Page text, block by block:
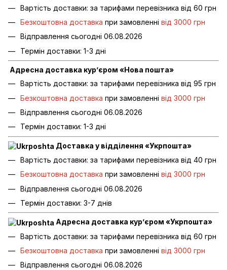
Вартість доставки: за тарифами перевізника від 60 грн
Безкоштовна доставка при замовленні від 3000 грн
Відправлення сьогодні 06.08.2026
Термін доставки: 1-3 дні
Адресна доставка кур’єром «Нова пошта»
Вартість доставки: за тарифами перевізника від 95 грн
Безкоштовна доставка при замовленні від 3000 грн
Відправлення сьогодні 06.08.2026
Термін доставки: 1-3 дні
Доставка у відділення «Укрпошта»
Вартість доставки: за тарифами перевізника від 40 грн
Безкоштовна доставка при замовленні від 3000 грн
Відправлення сьогодні 06.08.2026
Термін доставки: 3-7 днів
Адресна доставка кур’єром «Укрпошта»
Вартість доставки: за тарифами перевізника від 60 грн
Безкоштовна доставка при замовленні від 3000 грн
Відправлення сьогодні 06.08.2026